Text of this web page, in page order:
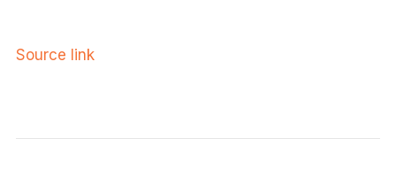
Source link